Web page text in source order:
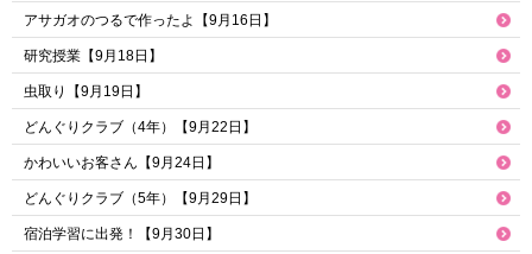
アサガオのつるで作ったよ【9月16日】
研究授業【9月18日】
虫取り【9月19日】
どんぐりクラブ（4年）【9月22日】
かわいいお客さん【9月24日】
どんぐりクラブ（5年）【9月29日】
宿泊学習に出発！【9月30日】